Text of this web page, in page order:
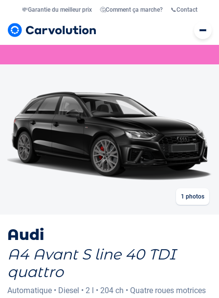
💸Garantie du meilleur prix 🤔Comment ça marche? 📞Contact
1 photos
Audi
A4 Avant S line 40 TDI
quattro
Automatique • Diesel • 2 l • 204 ch • Quatre roues motrices